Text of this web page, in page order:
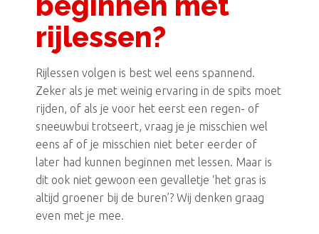
rijlessen?
Rijlessen volgen is best wel eens spannend.
Zeker als je met weinig ervaring in de spits moet
rijden, of als je voor het eerst een regen- of
sneeuwbui trotseert, vraag je je misschien wel
eens af of je misschien niet beter eerder of
later had kunnen beginnen met lessen. Maar is
dit ook niet gewoon een gevalletje ‘het gras is
altijd groener bij de buren’? Wij denken graag
even met je mee.